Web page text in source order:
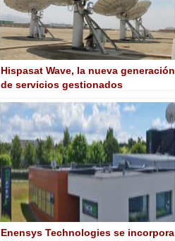
Hispasat Wave, la nueva generación
de servicios gestionados
Enensys Technologies se incorpora